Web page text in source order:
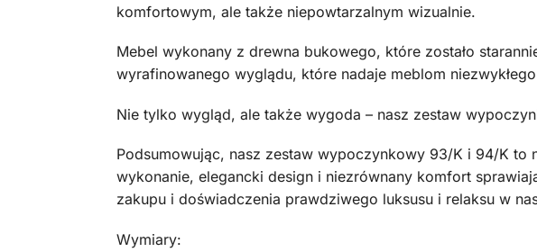
komfortowym, ale także niepowtarzalnym wizualnie.
Mebel wykonany z drewna bukowego, które zostało
wyrafinowanego wyglądu, które nadaje meblom
Nie tylko wygląd, ale także wygoda – nasz zestaw
Podsumowując, nasz zestaw wypoczynkowy 93/K i 94/K
wykonanie, elegancki design i niezrównany komfort
zakupu i doświadczenia prawdziwego luksusu i relaksu w
Wymiary: